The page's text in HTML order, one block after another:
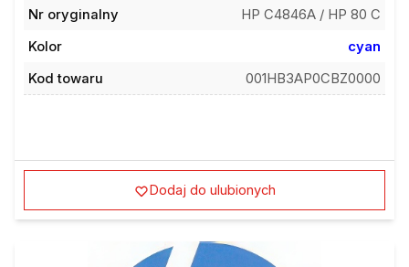
Nr oryginalny
HP C4846A / HP 80 C
Kolor
cyan
Kod towaru
001HB3AP0CBZ0000
Dodaj do ulubionych